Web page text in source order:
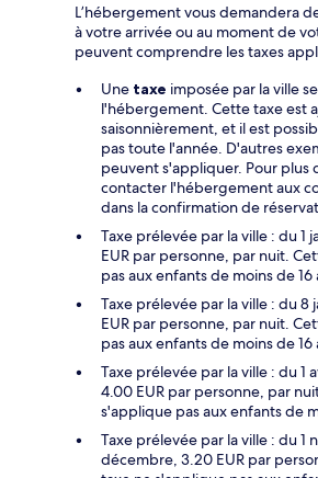
L’hébergement vous demandera
à votre arrivée ou au moment de
peuvent comprendre les taxes
Une taxe imposée par la ville
l'hébergement. Cette taxe est
saisonnièrement, et il est
pas toute l'année. D'autres
peuvent s'appliquer. Pour plus
contacter l'hébergement aux
dans la confirmation de
Taxe prélevée par la ville : du 1
EUR par personne, par nuit.
pas aux enfants de moins de 16
Taxe prélevée par la ville : du 8
EUR par personne, par nuit.
pas aux enfants de moins de 16
Taxe prélevée par la ville : du 1
4.00 EUR par personne, par
s'applique pas aux enfants de
Taxe prélevée par la ville : du 1
décembre, 3.20 EUR par